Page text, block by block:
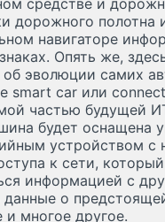
средстве и
дорожного полотна
навигаторе
Опять же,
об эволюции самих
smart car или
частью будущей
будет оснащена
устройством с
к сети,
информацией с
данные о
и многое другое.